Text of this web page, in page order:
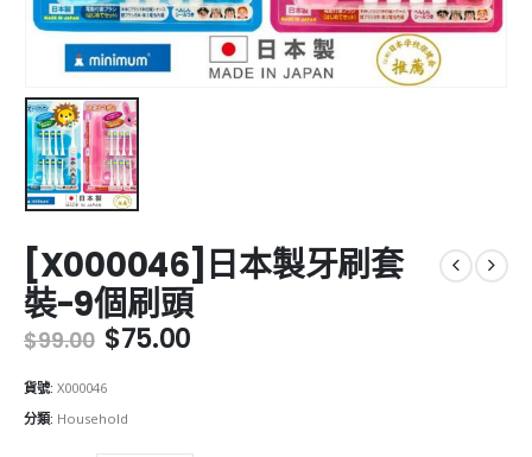
[X000046]日本製牙刷套
裝-9個刷頭
$99.00 Original
was:
$99.00.
$75.00Current
貨號: X000046
分類: Household